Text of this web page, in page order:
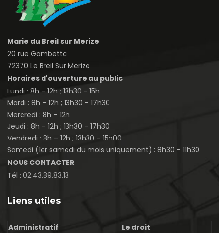
Marie du Breil sur Merize
20 rue Gambetta
72370 Le Breil Sur Merize
Horaires d'ouverture au public
Lundi : 8h – 12h ; 13h30 - 15h
Mardi : 8h – 12h ; 13h30 – 17h30
Mercredi : 8h – 12h
Jeudi : 8h – 12h ; 13h30 – 17h30
Vendredi : 8h – 12h ; 13h30 – 15h00
Samedi (1er samedi du mois uniquement) : 8h30 – 11h30
NOUS CONTACTER
Tél : 02.43.89.83.13
Liens utiles
Administratif
Le droit